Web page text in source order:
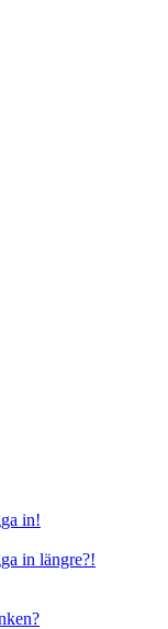
in!
in längre?!